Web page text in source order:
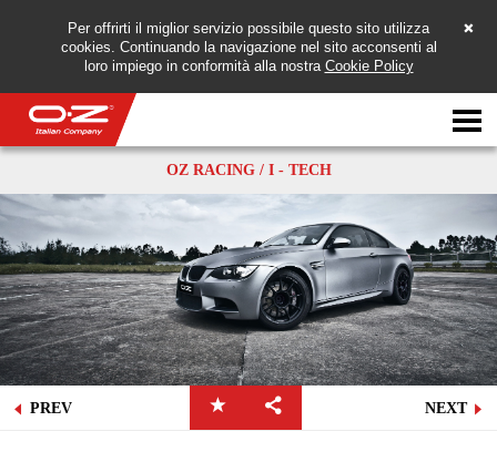
Per offrirti il miglior servizio possibile questo sito utilizza
cookies. Continuando la navigazione nel sito acconsenti al
loro impiego in conformità alla nostra Cookie Policy
Motorbike
画廊
意大利公司
OZ世界
经销商
OZ RACING / I - TECH
PREV NEXT